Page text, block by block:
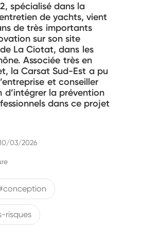
spécialisé dans la
de yachts, vient
de très importants
sur son site
La Ciotat, dans les
Associée très en
la Carsat Sud-Est a pu
et conseiller
d’intégrer la prévention
dans ce projet
03/2026
risques